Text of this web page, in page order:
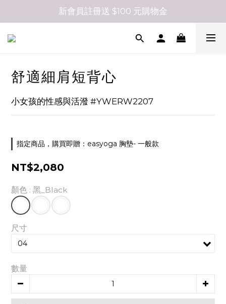
新會員註冊送 $100 元購物金
舒適細肩短背心
小女孩的性感與活潑 #YWERW2207
指定商品，購買即贈：easyoga 胸墊- 一般款
NT$2,080
顏色 : 黑_Black
尺寸
數量